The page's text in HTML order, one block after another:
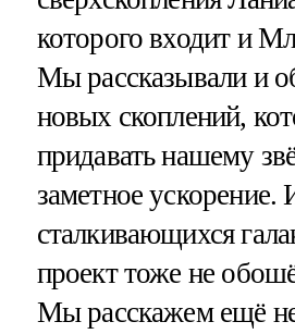
которого входит и
Мы рассказывали и
новых скоплений,
придавать нашему
заметное ускорение.
сталкивающихся
проект тоже не
Мы расскажем ещё